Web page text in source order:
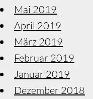
Mai 2019
April 2019
März 2019
Februar 2019
Januar 2019
Dezember 2018